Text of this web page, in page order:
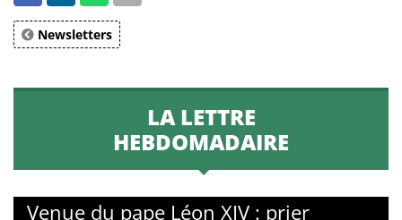
Newsletters
LA LETTRE
HEBDOMADAIRE
Venue du pape Léon XIV : prier